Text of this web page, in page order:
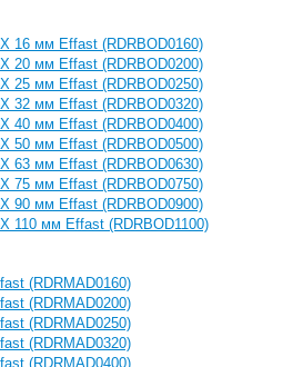
16 мм Effast (RDRBOD0160)
20 мм Effast (RDRBOD0200)
25 мм Effast (RDRBOD0250)
32 мм Effast (RDRBOD0320)
40 мм Effast (RDRBOD0400)
50 мм Effast (RDRBOD0500)
63 мм Effast (RDRBOD0630)
75 мм Effast (RDRBOD0750)
90 мм Effast (RDRBOD0900)
110 мм Effast (RDRBOD1100)
(RDRMAD0160)
(RDRMAD0200)
(RDRMAD0250)
(RDRMAD0320)
(RDRMAD0400)